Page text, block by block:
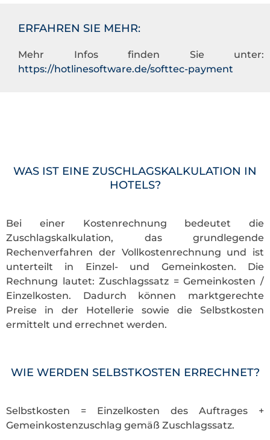
ERFAHREN SIE MEHR:
Mehr Infos finden Sie unter:
https://hotlinesoftware.de/softtec-payment
WAS IST EINE ZUSCHLAGSKALKULATION IN
HOTELS?
Bei einer Kostenrechnung bedeutet die
Zuschlagskalkulation, das grundlegende
Rechenverfahren der Vollkostenrechnung und ist
unterteilt in Einzel- und Gemeinkosten. Die
Rechnung lautet: Zuschlagssatz = Gemeinkosten /
Einzelkosten. Dadurch können marktgerechte
Preise in der Hotellerie sowie die Selbstkosten
ermittelt und errechnet werden.
WIE WERDEN SELBSTKOSTEN ERRECHNET?
Selbstkosten = Einzelkosten des Auftrages +
Gemeinkostenzuschlag gemäß Zuschlagssatz.